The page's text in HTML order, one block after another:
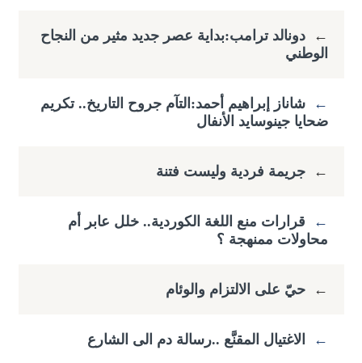
←
دونالد ترامب:بداية عصر جديد مثير من النجاح
الوطني
←
شاناز إبراهيم أحمد:التآم جروح التاريخ.. تكريم
ضحايا جينوسايد الأنفال
← جريمة فردية وليست فتنة
←
قرارات منع اللغة الكوردية.. خلل عابر أم
محاولات ممنهجة ؟
← حيّ على الالتزام والوئام
← الاغتيال المقنَّع ..رسالة دم الى الشارع